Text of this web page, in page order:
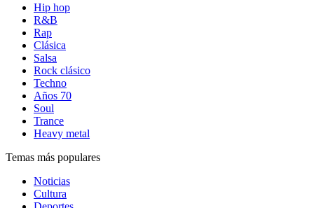
Hip hop
R&B
Rap
Clásica
Salsa
Rock clásico
Techno
Años 70
Soul
Trance
Heavy metal
Temas más populares
Noticias
Cultura